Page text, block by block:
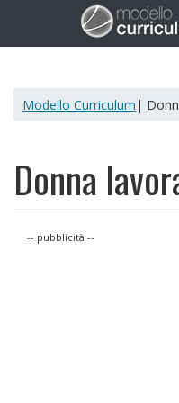
Modello Curriculum |
Donna
-- pubblicità --